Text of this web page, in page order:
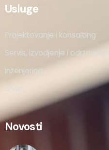
Usluge
Projektovanje i konsalting
Servis, izvodjenje i održavanje
Inženjering
Shop
Novosti